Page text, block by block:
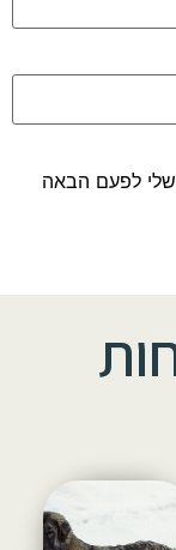
לפעם הבאה